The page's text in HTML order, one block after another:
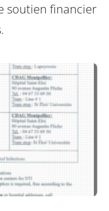
soutien financier